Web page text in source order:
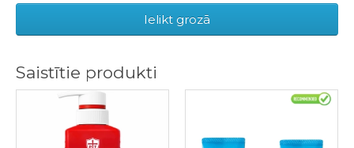
Ielikt grozā
Saistītie produkti